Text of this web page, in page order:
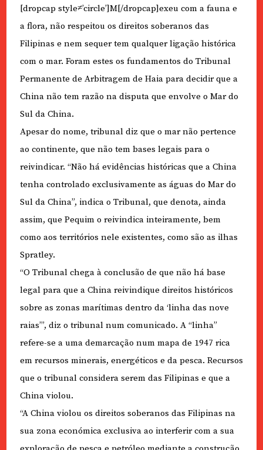
[dropcap style≠’circle’]M[/dropcap]exeu com a fauna e
a flora, não respeitou os direitos soberanos das
Filipinas e nem sequer tem qualquer ligação histórica
com o mar. Foram estes os fundamentos do Tribunal
Permanente de Arbitragem de Haia para decidir que a
China não tem razão na disputa que envolve o Mar do
Sul da China.
Apesar do nome, tribunal diz que o mar não pertence
ao continente, que não tem bases legais para o
reivindicar. “Não há evidências históricas que a China
tenha controlado exclusivamente as águas do Mar do
Sul da China”, indica o Tribunal, que denota, ainda
assim, que Pequim o reivindica inteiramente, bem
como aos territórios nele existentes, como são as ilhas
Spratley.
“O Tribunal chega à conclusão de que não há base
legal para que a China reivindique direitos históricos
sobre as zonas marítimas dentro da ‘linha das nove
raias’”, diz o tribunal num comunicado. A “linha”
refere-se a uma demarcação num mapa de 1947 rica
em recursos minerais, energéticos e da pesca. Recursos
que o tribunal considera serem das Filipinas e que a
China violou.
“A China violou os direitos soberanos das Filipinas na
sua zona económica exclusiva ao interferir com a sua